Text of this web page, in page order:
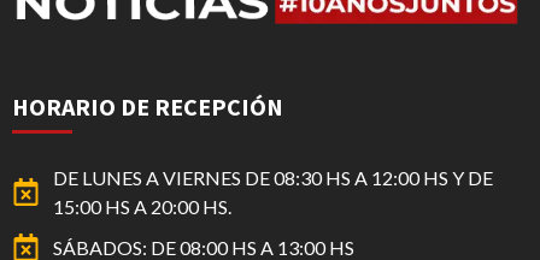
HORARIO DE RECEPCIÓN
DE LUNES A VIERNES DE 08:30 HS A 12:00 HS Y DE
15:00 HS A 20:00 HS.
SÁBADOS: DE 08:00 HS A 13:00 HS